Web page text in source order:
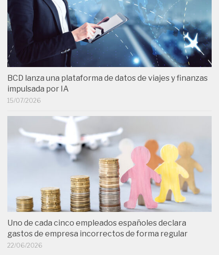
BCD lanza una plataforma de datos de viajes y finanzas
impulsada por IA
15/07/2026
Uno de cada cinco empleados españoles declara
gastos de empresa incorrectos de forma regular
22/06/2026